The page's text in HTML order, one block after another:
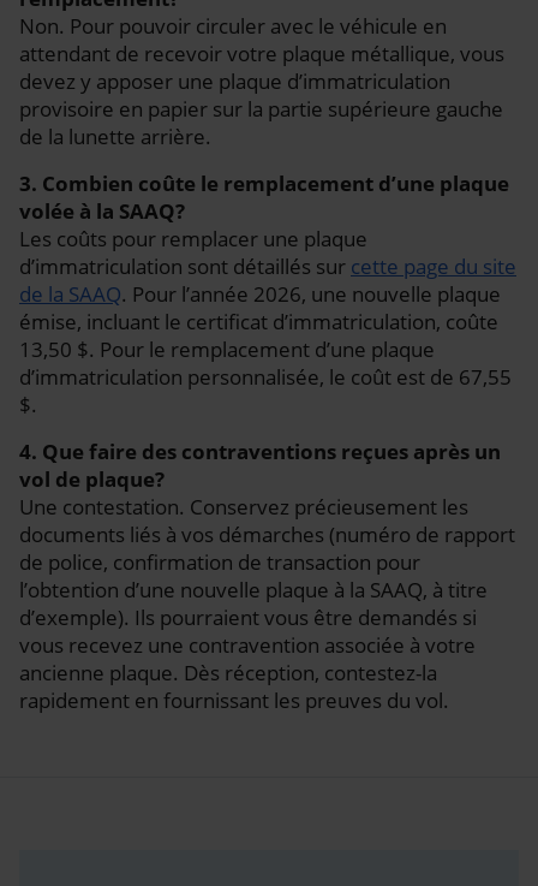
Non. Pour pouvoir circuler avec le véhicule en
attendant de recevoir votre plaque métallique, vous
devez y apposer une plaque d’immatriculation
provisoire en papier sur la partie supérieure gauche
de la lunette arrière.
3. Combien coûte le remplacement d’une plaque
volée à la SAAQ?
Les coûts pour remplacer une plaque
d’immatriculation sont détaillés sur cette page du site
de la SAAQ. Pour l’année 2026, une nouvelle plaque
émise, incluant le certificat d’immatriculation, coûte
13,50 $. Pour le remplacement d’une plaque
d’immatriculation personnalisée, le coût est de 67,55
$.
4. Que faire des contraventions reçues après un
vol de plaque?
Une contestation. Conservez précieusement les
documents liés à vos démarches (numéro de rapport
de police, confirmation de transaction pour
l’obtention d’une nouvelle plaque à la SAAQ, à titre
d’exemple). Ils pourraient vous être demandés si
vous recevez une contravention associée à votre
ancienne plaque. Dès réception, contestez-la
rapidement en fournissant les preuves du vol.